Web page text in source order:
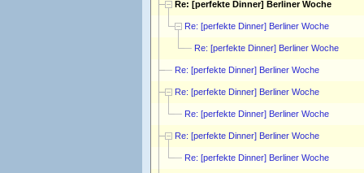
Re: [perfekte Dinner] Berliner Woche
Re: [perfekte Dinner] Berliner Woche
Re: [perfekte Dinner] Berliner Woche
Re: [perfekte Dinner] Berliner Woche
Re: [perfekte Dinner] Berliner Woche
Re: [perfekte Dinner] Berliner Woche
Re: [perfekte Dinner] Berliner Woche
Re: [perfekte Dinner] Berliner Woche